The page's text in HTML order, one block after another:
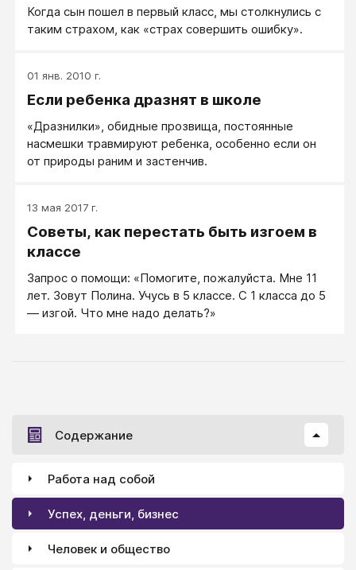
Когда сын пошел в первый класс, мы столкнулись с
таким страхом, как «страх совершить ошибку».
01 янв. 2010 г.
Если ребенка дразнят в школе
«Дразнилки», обидные прозвища, постоянные
насмешки травмируют ребенка, особенно если он
от природы раним и застенчив.
13 мая 2017 г.
Советы, как перестать быть изгоем в
классе
Запрос о помощи: «Помогите, пожалуйста. Мне 11
лет. Зовут Полина. Учусь в 5 классе. С 1 класса до 5
— изгой. Что мне надо делать?»
Содержание
Работа над собой
Успех, деньги, бизнес
Человек и общество